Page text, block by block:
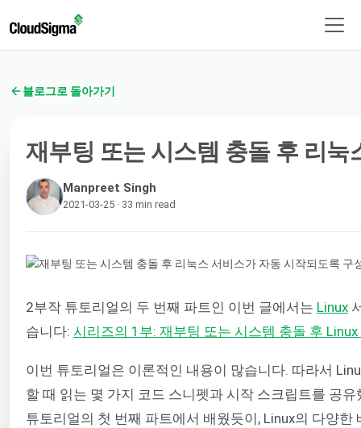
블로그로 돌아가기
재부팅 또는 시스템 충돌 후 리
Manpreet Singh
2021-03-25 · 33 min read
2부작 튜토리얼의 두 번째 파트인 이번 글에서는 Linux
습니다: 시리즈의 1부: 재부팅 또는 시스템 충돌 후
이번 튜토리얼은 이론적인 내용이 많습니다. 따라서
할 때 읽는 몇 가지 코드 스니펫과 시작 스크립트를 공
튜토리얼의 첫 번째 파트에서 배웠듯이, Linux의 다양